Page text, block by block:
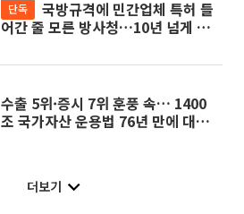
단독
어간 줄 모른 방사청…10년 넘게 업
②]
수출 5위·증시 7위 훈풍 속… 1400
조 국가자산 운용법 76년 만에 대수
더보기